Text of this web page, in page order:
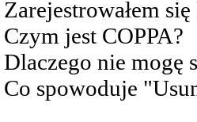
Zarejestrowałem
Czym jest COPPA?
Dlaczego nie mogę
Co spowoduje